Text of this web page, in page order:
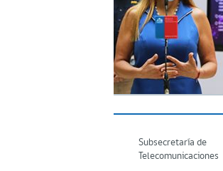
Subsecretaría de
Telecomunicaciones